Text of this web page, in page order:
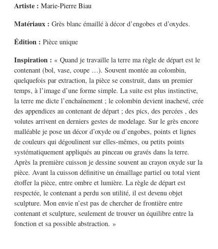
Artiste :Marie-Pierre Biau
Matériaux : Grès blanc émaillé à décor d’engobes et d’oxydes.
Édition :Pièce unique
Inspiration : « Quand je travaille la terre ma règle de départ est le
contenant (bol, vase, coupe …). Souvent montée au colombin,
quelquefois par extraction, la pièce se construit, dans un premier
temps, à l’image d’une forme simple. La suite est plus instinctive,
la terre me dicte l’enchaînement ; le colombin devient inachevé, crée
des appendices au contenant de départ ; des pics, des percées , des
volutes arrivent en derniers gestes de modelage. Sur le grès encore
malléable je pose un décor d’oxyde ou d’engobes, points et lignes
de couleurs qui dégoulinent sur elles-mêmes, ou petits points
systématiquement appliqués au pinceau ou gravés dans la terre.
Après la première cuisson je dessine souvent au crayon oxyde sur la
pièce. Avant la cuisson définitive un émaillage partiel ou total vient
étoffer la pièce, entre ombre et lumière. La règle de départ est
respectée, le contenant a perdu son utilité, il est devenu objet
sculpture. Mon envie n’est pas de chercher de frontière entre
contenant et sculpture, seulement de trouver un équilibre entre la
fonction et sa possible abstraction. »